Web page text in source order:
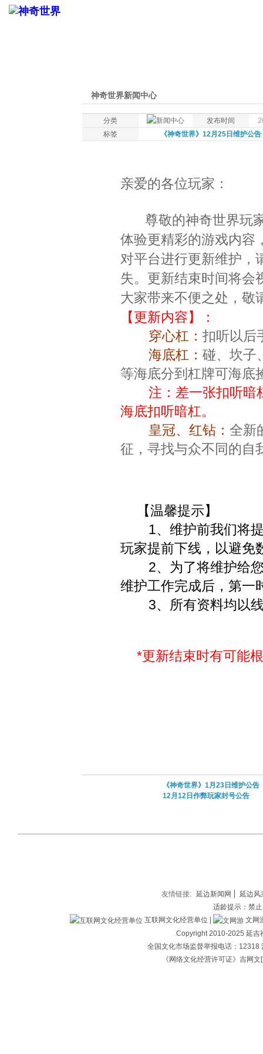
神奇世界新闻中心
分类 发布时间
标签
《神奇世界》12月25日维护公告
亲爱的各位玩家：
尊敬的神奇世界玩家
体验更精彩的游戏内容
对平台进行更新维护，
失。更新结束时间将会
大家带来不便之处，敬
【更新内容】：
穿心杠： 扣听以后
海底杠： 碰、坎子
等海底分到杠牌可海底
注：差一张扣听暗
海底扣听暗杠。
皇冠、红钻： 全新
征，寻找与众不同的自
【温馨提示】
1、维护前我们将提
玩家提前下线，以避免
2、为了将维护给您
维护工作完成后，第一
3、所有资料均以线
*更新结束时有可能
《神奇世界》1月23日维护公告
12月12日作弊玩家封号公告
友情链接: 延边新闻网
延边风
适龄提示：禁
互联网文化经营单位 |
文网
Copyright 2010-2025 延吉
全国文化市场监督举报电话：
《网络文化经营许可证》吉网